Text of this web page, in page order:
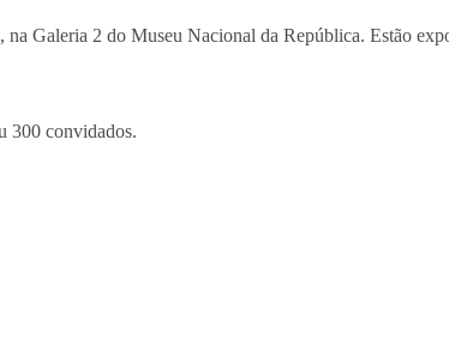
na Galeria 2 do Museu Nacional da República. Estão
300 convidados.